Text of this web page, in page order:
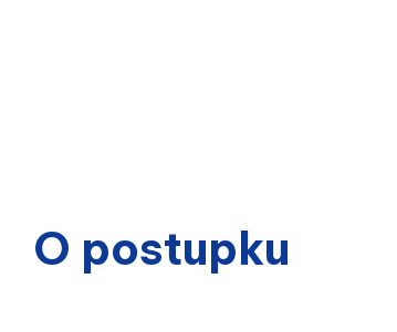
O postupku